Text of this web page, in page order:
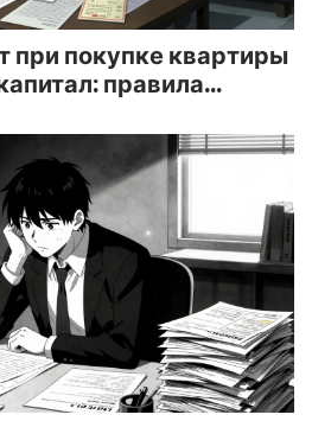
при покупке квартиры
правила